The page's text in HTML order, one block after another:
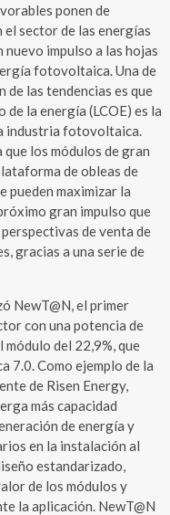
ponen de
el sector de las energías
impulso a las hojas
fotovoltaica. Una de
de las tendencias es que
la energía (LCOE) es la
industria fotovoltaica.
los módulos de gran
de obleas de
pueden maximizar la
gran impulso que
de venta de
gracias a una serie de
NewT@N, el primer
con una potencia de
del 22,9%, que
7.0. Como ejemplo de la
de Risen Energy,
más capacidad
de energía y
en la instalación al
estandarizado,
de los módulos y
la aplicación. NewT@N